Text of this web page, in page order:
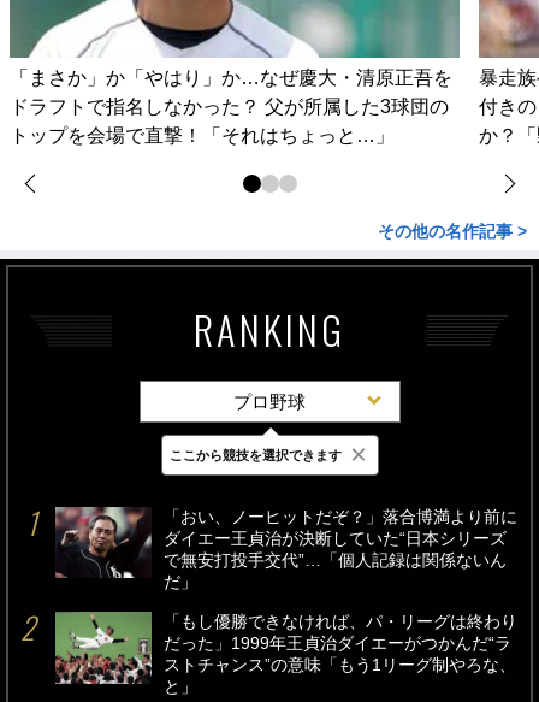
「まさか」か「やはり」か…なぜ慶大・清原正吾を
ドラフトで指名しなかった？ 父が所属した3球団の
トップを会場で直撃！「それはちょっと…」
暴走
付き
か？
その他の名作記事 >
RANKING
プロ野球
最新 24時間 週間
「おい、ノーヒットだぞ？」落合博満より前に
ダイエー王貞治が決断していた“日本シリーズ
で無安打投手交代”…「個人記録は関係ないん
だ」
「もし優勝できなければ、パ・リーグは終わり
だった」1999年王貞治ダイエーがつかんだ“ラ
ストチャンス”の意味「もう1リーグ制やろな、
と」
ここから競技を選択できます ×